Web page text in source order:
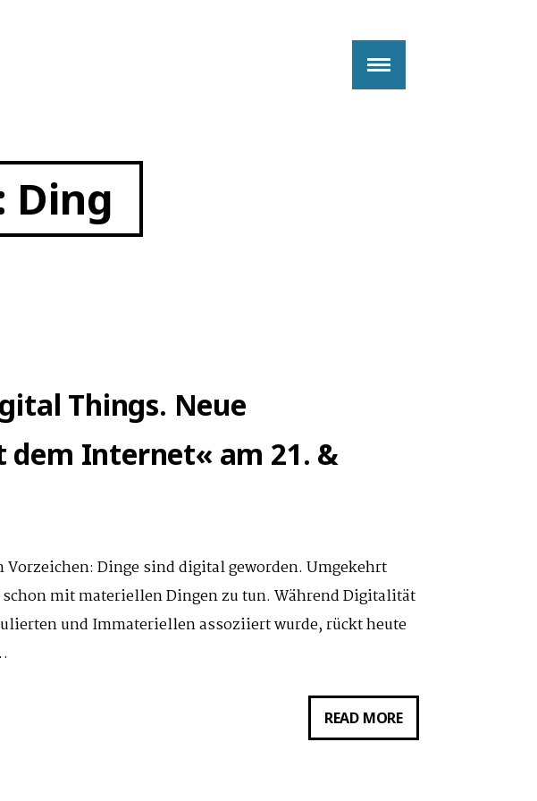
Ding
Things. Neue
dem Internet« am 21. &
Dinge sind digital geworden. Umgekehrt
mit materiellen Dingen zu tun. Während Digitalität
und Immateriellen assoziiert wurde, rückt heute
READ MORESYMPOSIUM
»DIGITAL